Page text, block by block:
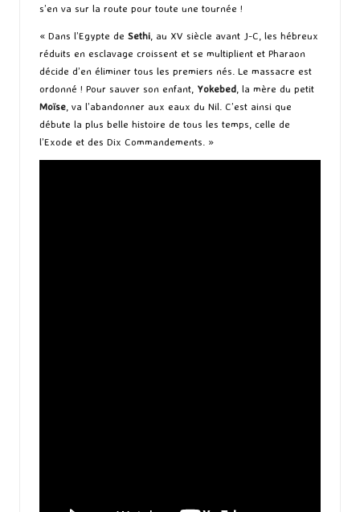
s’en va sur la route pour toute une tournée !
« Dans l’Egypte de Sethi , au XV siècle avant J-C, les hébreux
réduits en esclavage croissent et se multiplient et Pharaon
décide d’en éliminer tous les premiers nés. Le massacre est
ordonné ! Pour sauver son enfant, Yokebed , la mère du petit
Moïse , va l’abandonner aux eaux du Nil. C’est ainsi que
débute la plus belle histoire de tous les temps, celle de
l’Exode et des Dix Commandements. »